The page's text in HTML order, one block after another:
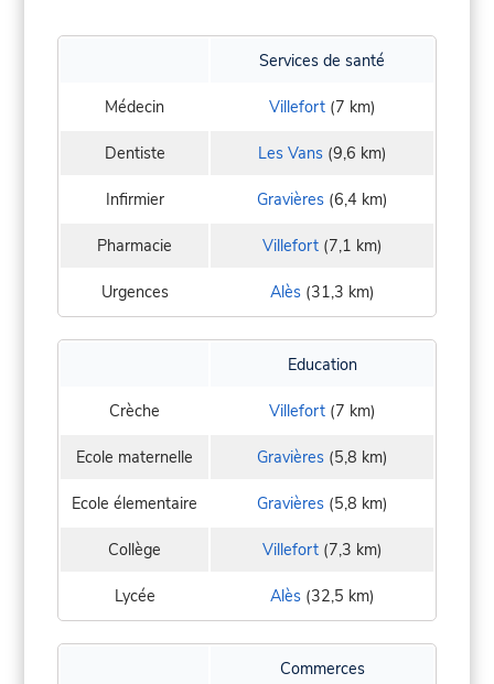
Services de santé
Médecin Villefort(7 km)
Dentiste Les Vans(9,6 km)
Infirmier Gravières(6,4 km)
Pharmacie Villefort(7,1 km)
Urgences Alès(31,3 km)
Education
Crèche Villefort(7 km)
Ecole maternelle Gravières(5,8 km)
Ecole élementaire Gravières(5,8 km)
Collège Villefort(7,3 km)
Lycée Alès(32,5 km)
Commerces